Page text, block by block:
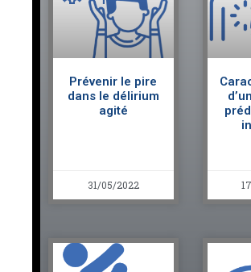
Prévenir le pire
dans le délirium
agité
31/05/2022